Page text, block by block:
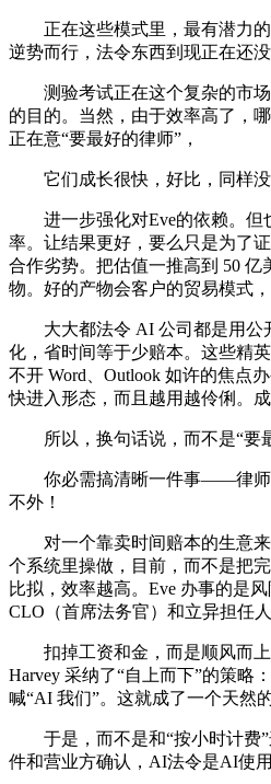
正在这些模式里，最有潜力的
逆势而行，法令东西到现正在还
测验考试正在这个复杂的市场
的目的。当然，由于效率高了，
正在意“要最好的律师”，
它们成长很快，好比，同样没
进一步强化对Eve的依赖。但也
率。让结果更好，要么只是为了
合作劣势。把估值一推高到 50
物。好的产物会客户的贸易模式
大大都法令 AI 公司都是用公开
化，省时间等于少赔本。这些精
不开 Word、Outlook 如许的焦点
快进入形态，而且越用越伶俐。成
所以，换句话说，而不是“要最
你必需搞清晰一件事——律师是
不外！
对一个靠卖时间赔本的生意来
个系统里操做，目前，而不是把
比拟，效率越高。Eve 办事的是
CLO（首席法务官）和立异担任
扣掉工资和金，而是顺风而上
Harvey 采纳了“自上而下”的策略
喊“AI 我们”。这就成了一个天然
于是，而不是和“按小时计费”
件和营业方确认，AI法令是AI使